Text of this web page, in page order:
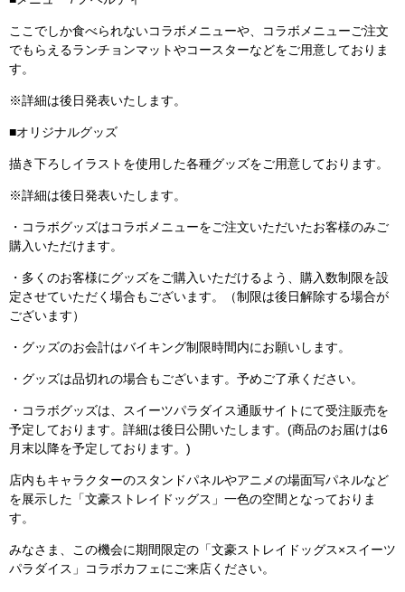
ここでしか食べられないコラボメニューや、コラボメニューご注文
でもらえるランチョンマットやコースターなどをご用意しておりま
す。
※詳細は後日発表いたします。
■オリジナルグッズ
描き下ろしイラストを使用した各種グッズをご用意しております。
※詳細は後日発表いたします。
・コラボグッズはコラボメニューをご注文いただいたお客様のみご
購入いただけます。
・多くのお客様にグッズをご購入いただけるよう、購入数制限を設
定させていただく場合もございます。（制限は後日解除する場合が
ございます）
・グッズのお会計はバイキング制限時間内にお願いします。
・グッズは品切れの場合もございます。予めご了承ください。
・コラボグッズは、スイーツパラダイス通販サイトにて受注販売を
予定しております。詳細は後日公開いたします。(商品のお届けは6
月末以降を予定しております。)
店内もキャラクターのスタンドパネルやアニメの場面写パネルなど
を展示した「文豪ストレイドッグス」一色の空間となっておりま
す。
みなさま、この機会に期間限定の「文豪ストレイドッグス×スイーツ
パラダイス」コラボカフェにご来店ください。